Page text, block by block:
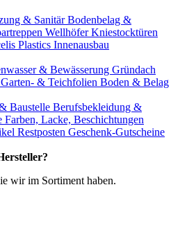
& SanitärBodenbelag &
Wellhöfer Kniestocktüren
Plastics Innenausbau
& Bewässerung Gründach
Garten- & Teichfolien Boden & Belag
Baustelle Berufsbekleidung &
Farben, Lacke, Beschichtungen
Restposten Geschenk-Gutscheine
wir im Sortiment haben.